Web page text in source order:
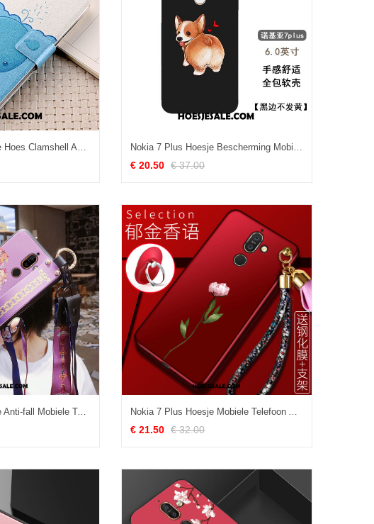
Nokia 7 Plus Hoesje Hoes Clamshell Anti-fall Blauw Siliconen Online Nokia 7 Plus Hoesje Bescherming Mobiele Telefoon Zwart Hoes Mooie Sale
€ 20.50 € 37.00
Nokia 7 Plus Hoesje Anti-fall Mobiele Telefoon Purper Chinese Stijl Hanger Kopen Nokia 7 Plus Hoesje Mobiele Telefoon Anti-fall Bloemen Bescherming Trend Kopen
€ 21.50 € 32.00